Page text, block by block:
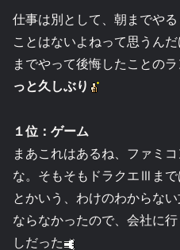
仕事は別として、朝までや
ことはないよねって思うん
までやって後悔したことの
っと久しぶり
１位：ゲーム
まあこれはあるね、ファミ
な。そもそもドラクエⅢまで
とかいう、わけのわからな
ならなかったので、会社に
しだった